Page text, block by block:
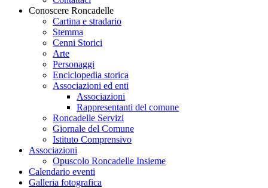
Conoscere Roncadelle
Cartina e stradario
Stemma
Cenni Storici
Arte
Personaggi
Enciclopedia storica
Associazioni ed enti
Associazioni
Rappresentanti del comune
Roncadelle Servizi
Giornale del Comune
Istituto Comprensivo
Associazioni
Opuscolo Roncadelle Insieme
Calendario eventi
Galleria fotografica